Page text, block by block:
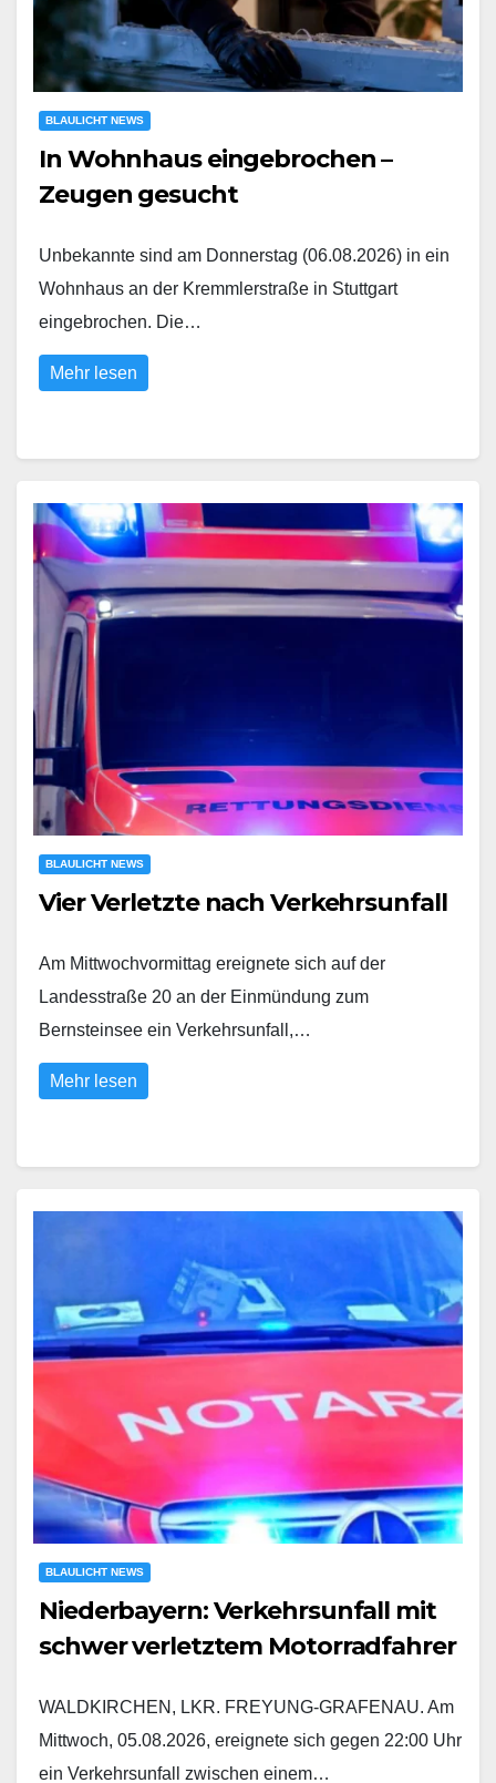
BLAULICHT NEWS
In Wohnhaus eingebrochen –
Zeugen gesucht
Unbekannte sind am Donnerstag (06.08.2026) in ein
Wohnhaus an der Kremmlerstraße in Stuttgart
eingebrochen. Die…
Mehr lesen
BLAULICHT NEWS
Vier Verletzte nach Verkehrsunfall
Am Mittwochvormittag ereignete sich auf der
Landesstraße 20 an der Einmündung zum
Bernsteinsee ein Verkehrsunfall,…
Mehr lesen
BLAULICHT NEWS
Niederbayern: Verkehrsunfall mit
schwer verletztem Motorradfahrer
WALDKIRCHEN, LKR. FREYUNG-GRAFENAU. Am
Mittwoch, 05.08.2026, ereignete sich gegen 22:00 Uhr
ein Verkehrsunfall zwischen einem…